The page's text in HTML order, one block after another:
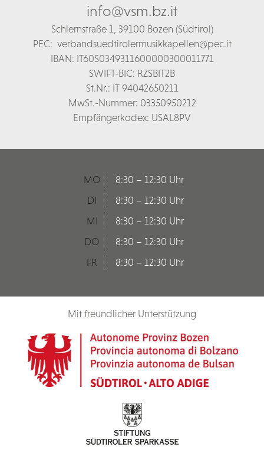
info@vsm.bz.it
Schlernstraße 1, 39100 Bozen (Südtirol)
PEC: verbandsuedtirolermusikkapellen@pec.it
IBAN: IT60S0349311600000300011771
SWIFT-BIC: RZSBIT2B
St.Nr.: IT 94042650211
MwSt.-Nummer: 03350950212
Empfängerkodex: USAL8PV
MO
8:30 – 12:30 Uhr
DI
8:30 – 12:30 Uhr
MI
8:30 – 12:30 Uhr
DO
8:30 – 12:30 Uhr
FR
8:30 – 12:30 Uhr
Mit freundlicher Unterstützung